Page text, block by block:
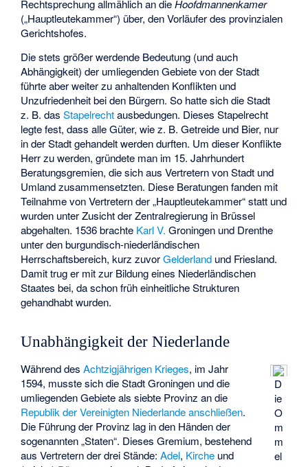
Rechtsprechung allmählich an dieHoofdmannenkamer
(„Hauptleutekammer“) über, den Vorläufer des provinzialen
Gerichtshofes.
Die stets größer werdende Bedeutung (und auch
Abhängigkeit) der umliegenden Gebiete von der Stadt
führte aber weiter zu anhaltenden Konflikten und
Unzufriedenheit bei den Bürgern. So hatte sich die Stadt
z. B. dasStapelrechtausbedungen. Dieses Stapelrecht
legte fest, dass alle Güter, wie z. B. Getreide und Bier, nur
in der Stadt gehandelt werden durften. Um dieser Konflikte
Herr zu werden, gründete man im 15. Jahrhundert
Beratungsgremien, die sich aus Vertretern von Stadt und
Umland zusammensetzten. Diese Beratungen fanden mit
Teilnahme von Vertretern der „Hauptleutekammer“ statt und
wurden unter Zusicht der Zentralregierung in Brüssel
abgehalten. 1536 brachte Karl V. Groningen und Drenthe
unter den burgundisch-niederländischen
Herrschaftsbereich, kurz zuvorGelderland und Friesland.
Damit trug er mit zur Bildung eines Niederländischen
Staates bei, da schon früh einheitliche Strukturen
gehandhabt wurden.
Unabhängigkeit der Niederlande
D
ie
O
m
m
el
Während desAchtzigjährigen Krieges, im Jahr
1594, musste sich die Stadt Groningen und die
umliegenden Gebiete als siebte Provinz an die
Republik der Vereinigten Niederlande anschließen.
Die Führung der Provinz lag in den Händen der
sogenannten „Staten“. Dieses Gremium, bestehend
aus Vertretern der drei Stände:Adel, Kirche und